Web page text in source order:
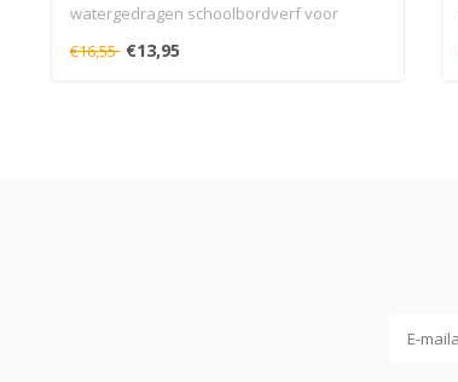
watergedragen schoolbordverf voor
€16,55 €13,95